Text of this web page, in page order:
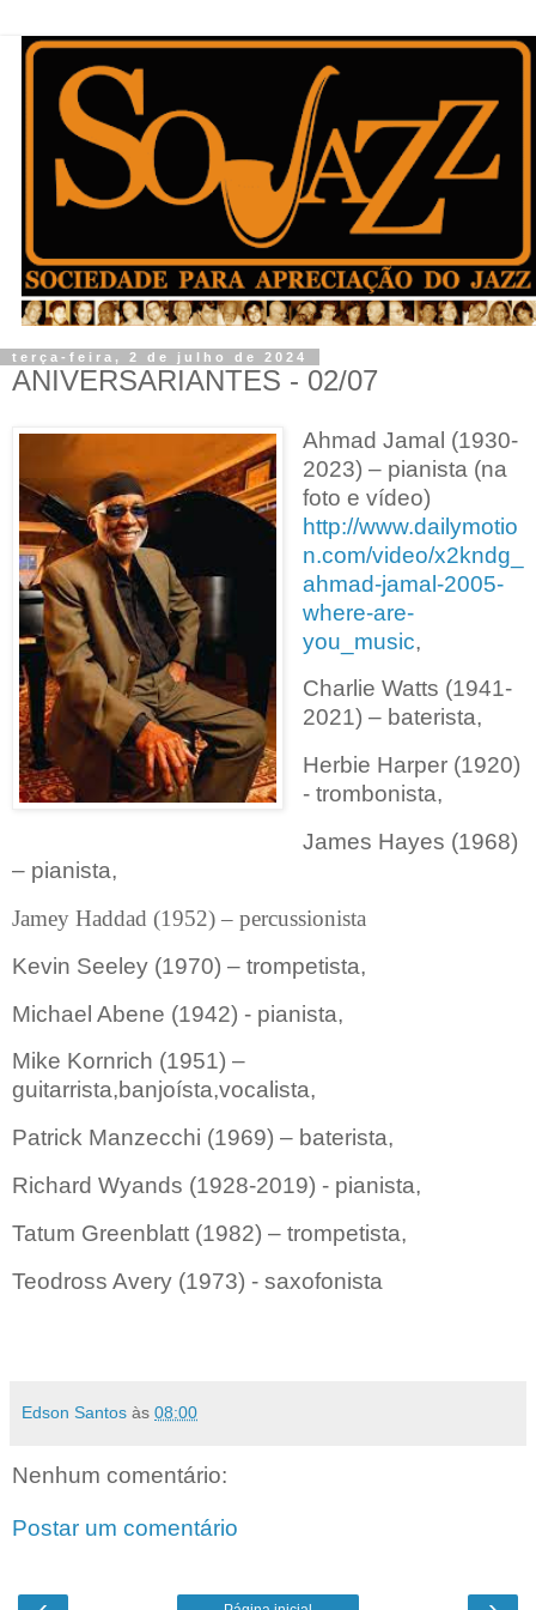
terça-feira, 2 de julho de 2024
ANIVERSARIANTES - 02/07
Ahmad Jamal (1930-
2023) – pianista (na
foto e vídeo)
http://www.dailymotio
n.com/video/x2kndg_
ahmad-jamal-2005-
where-are-
you_music,
Charlie Watts (1941-
2021) – baterista,
Herbie Harper (1920)
- trombonista,
James Hayes (1968)
– pianista,
Jamey Haddad (1952) – percussionista
Kevin Seeley (1970) – trompetista,
Michael Abene (1942) - pianista,
Mike Kornrich (1951) –
guitarrista,banjoísta,vocalista,
Patrick Manzecchi (1969) – baterista,
Richard Wyands (1928-2019) - pianista,
Tatum Greenblatt (1982) – trompetista,
Teodross Avery (1973) - saxofonista
Edson Santos às 08:00
Nenhum comentário:
Postar um comentário